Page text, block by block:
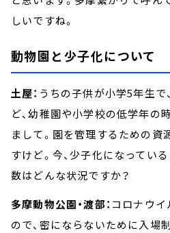
しいですね。
動物園と少子化について
土屋： うちの子供が小学5年生で
ど、幼稚園や小学校の低学年の
まして。園を管理するための資
すけど。今、少子化になってい
数はどんな状況ですか？
多摩動物公園・渡部： コロナウ
ので、密にならないために入場